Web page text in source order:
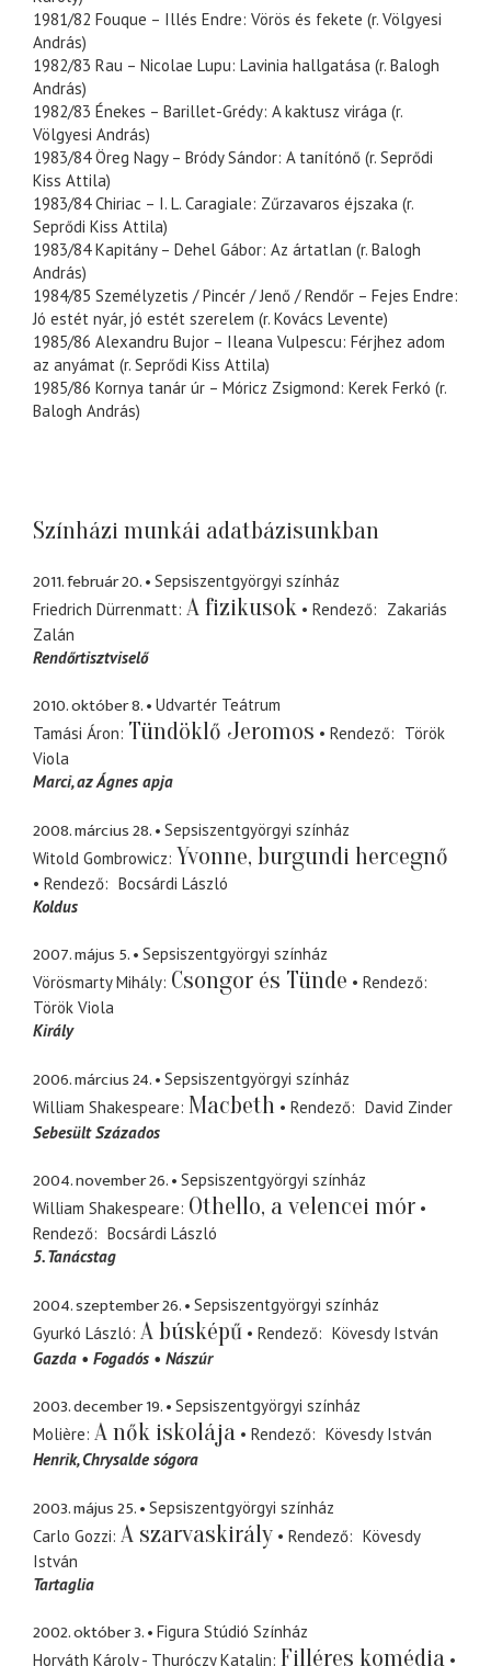
1981/82 Fouque – Illés Endre: Vörös és fekete (r. Völgyesi
András)
1982/83 Rau – Nicolae Lupu: Lavinia hallgatása (r. Balogh
András)
1982/83 Énekes – Barillet-Grédy: A kaktusz virága (r.
Völgyesi András)
1983/84 Öreg Nagy – Bródy Sándor: A tanítónő (r. Seprődi
Kiss Attila)
1983/84 Chiriac – I. L. Caragiale: Zűrzavaros éjszaka (r.
Seprődi Kiss Attila)
1983/84 Kapitány – Dehel Gábor: Az ártatlan (r. Balogh
András)
1984/85 Személyzetis / Pincér / Jenő / Rendőr – Fejes Endre:
Jó estét nyár, jó estét szerelem (r. Kovács Levente)
1985/86 Alexandru Bujor – Ileana Vulpescu: Férjhez adom
az anyámat (r. Seprődi Kiss Attila)
1985/86 Kornya tanár úr – Móricz Zsigmond: Kerek Ferkó (r.
Balogh András)
Színházi munkái adatbázisunkban
2011. február 20.
Sepsiszentgyörgyi színház
Friedrich Dürrenmatt A fizikusok Rendező
Zakariás
Zalán
Rendőrtisztviselő
2010. október 8.
Udvartér Teátrum
Tamási Áron Tündöklő Jeromos Rendező
Török
Viola
Marci az Ágnes apja
2008. március 28.
Sepsiszentgyörgyi színház
Witold Gombrowicz Yvonne, burgundi hercegnő
Rendező
Bocsárdi László
Koldus
2007. május 5.
Sepsiszentgyörgyi színház
Vörösmarty Mihály Csongor és Tünde
Rendező
Török Viola
Király
2006. március 24.
Sepsiszentgyörgyi színház
William Shakespeare Macbeth Rendező
David Zinder
Sebesült Százados
2004. november 26.
Sepsiszentgyörgyi színház
William Shakespeare Othello, a velencei mór
Rendező
Bocsárdi László
5. Tanácstag
2004. szeptember 26.
Sepsiszentgyörgyi színház
Gyurkó László A búsképű Rendező
Kövesdy István
Gazda
Fogadós Nászúr
2003. december 19.
Sepsiszentgyörgyi színház
Molière A nők iskolája Rendező
Kövesdy István
Henrik Chrysalde sógora
2003. május 25.
Sepsiszentgyörgyi színház
Carlo Gozzi A szarvaskirály Rendező
Kövesdy
István
Tartaglia
2002. október 3.
Figura Stúdió Színház
Horváth Károly - Thuróczy Katalin Filléres komédia